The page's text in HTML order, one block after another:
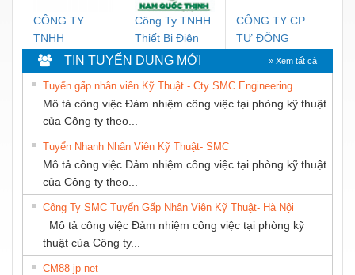
NAM
CÔNG TY
TNHH
THƯƠNG MẠI
DỊCH VỤ KỸ
THUẬT ĐIỆN
CƠ GIA HƯNG
PHÁT
Công Ty TNHH
Thiết Bị Điện
Nam Quốc
Thịnh
CÔNG TY CP
TỰ ĐỘNG
TIẾN HƯNG
TIN TUYỂN DỤNG MỚI » Xem tất cả
Tuyển gấp nhân viên Kỹ Thuật - Cty SMC Engineering
Mô tả công việc Đảm nhiệm công việc tại phòng kỹ thuật
của Công ty theo...
Tuyển Nhanh Nhân Viên Kỹ Thuật- SMC
Mô tả công việc Đảm nhiệm công việc tại phòng kỹ thuật
của Công ty theo...
Công Ty SMC Tuyển Gấp Nhân Viên Kỹ Thuật- Hà Nội
Mô tả công việc Đảm nhiệm công việc tại phòng kỹ
thuật của Công ty...
CM88 jp net